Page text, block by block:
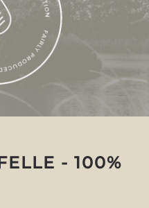
- 100%